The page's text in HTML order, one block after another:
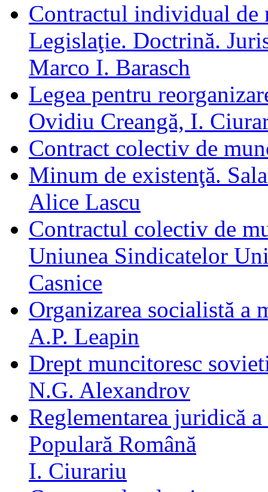
Contractul individual de
Legislaţie. Doctrină.
Marco I. Barasch
Legea pentru
Ovidiu Creangă, I.
Contract colectiv de
Minum de existenţă.
Alice Lascu
Contractul colectiv de
Uniunea Sindicatelor
Casnice
Organizarea socialistă a
A.P. Leapin
Drept muncitoresc
N.G. Alexandrov
Reglementarea juridică
Populară Română
I. Ciurariu